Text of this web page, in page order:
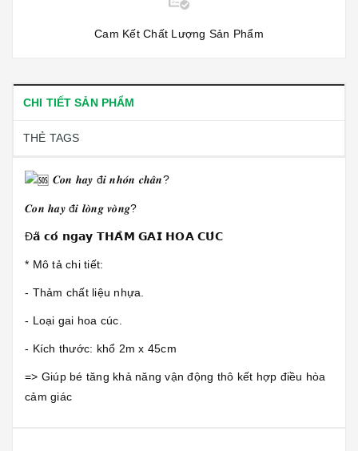
Cam Kết Chất Lượng Sản Phẩm
CHI TIẾT SẢN PHẨM
THẺ TAGS
𝑪𝒐𝒏 𝒉𝒂𝒚 đ𝒊 𝒏𝒉𝒐́𝒏 𝒄𝒉𝒂̂𝒏?
𝑪𝒐𝒏 𝒉𝒂𝒚 đ𝒊 𝒍𝒐̀𝒏𝒈 𝒗𝒐̀𝒏𝒈?
Đ𝗮̃ 𝗰𝗼́ 𝗻𝗴𝗮𝘆 𝗧𝗛𝗔̉𝗠 𝗚𝗔𝗜 𝗛𝗢𝗔 𝗖𝗨́𝗖
* Mô tả chi tiết:
- Thảm chất liệu nhựa.
- Loại gai hoa cúc.
- Kích thước: khổ 2m x 45cm
=> Giúp bé tăng khả năng vận động thô kết hợp điều hòa
cảm giác